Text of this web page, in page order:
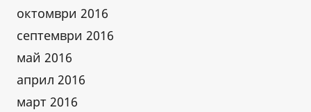
октомври 2016
септември 2016
май 2016
април 2016
март 2016